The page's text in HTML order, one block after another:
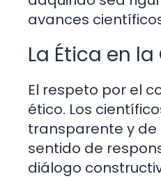
avances
La Ética en
El respeto por el
ético. Los
transparente y de
sentido de
diálogo